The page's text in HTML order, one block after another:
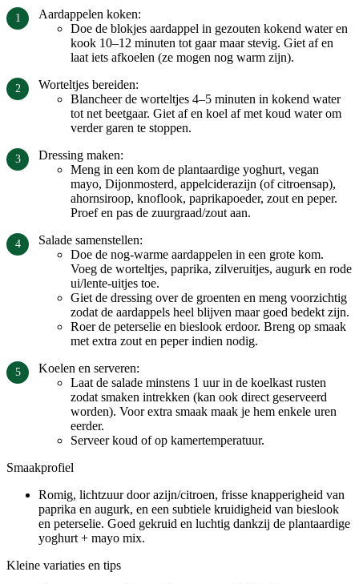
Aardappelen koken:
Doe de blokjes aardappel in gezouten kokend water en
kook 10–12 minuten tot gaar maar stevig. Giet af en
laat iets afkoelen (ze mogen nog warm zijn).
Worteltjes bereiden:
Blancheer de worteltjes 4–5 minuten in kokend water
tot net beetgaar. Giet af en koel af met koud water om
verder garen te stoppen.
Dressing maken:
Meng in een kom de plantaardige yoghurt, vegan
mayo, Dijonmosterd, appelciderazijn (of citroensap),
ahornsiroop, knoflook, paprikapoeder, zout en peper.
Proef en pas de zuurgraad/zout aan.
Salade samenstellen:
Doe de nog-warme aardappelen in een grote kom.
Voeg de worteltjes, paprika, zilveruitjes, augurk en rode
ui/lente-uitjes toe.
Giet de dressing over de groenten en meng voorzichtig
zodat de aardappels heel blijven maar goed bedekt zijn.
Roer de peterselie en bieslook erdoor. Breng op smaak
met extra zout en peper indien nodig.
Koelen en serveren:
Laat de salade minstens 1 uur in de koelkast rusten
zodat smaken intrekken (kan ook direct geserveerd
worden). Voor extra smaak maak je hem enkele uren
eerder.
Serveer koud of op kamertemperatuur.
Smaakprofiel
Romig, lichtzuur door azijn/citroen, frisse knapperigheid van
paprika en augurk, en een subtiele kruidigheid van bieslook
en peterselie. Goed gekruid en luchtig dankzij de plantaardige
yoghurt + mayo mix.
Kleine variaties en tips